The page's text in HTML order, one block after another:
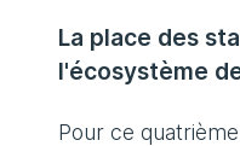
La place des
l'écosystème
Pour ce